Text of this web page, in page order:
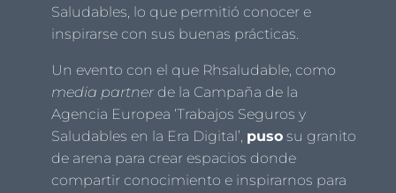
Saludables, lo que permitió conocer e
inspirarse con sus buenas prácticas.
Un evento con el que Rhsaludable, como
media partnerde la Campaña de la
Agencia Europea ‘Trabajos Seguros y
Saludables en la Era Digital’, pusosu granito
de arena para crear espacios donde
compartir conocimiento e inspirarnos para